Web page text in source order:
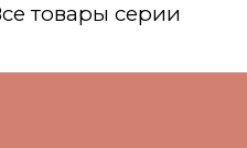
товары серии